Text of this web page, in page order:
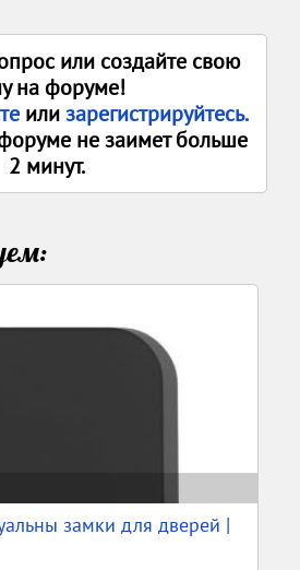
или создайте свою
на форуме!
илизарегистрируйтесь.
не заимет больше
2 минут.
замки для дверей |